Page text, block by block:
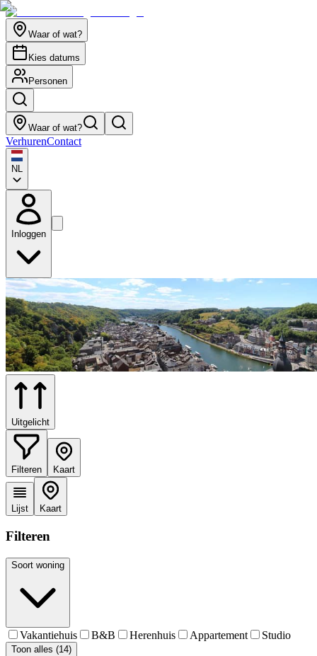
Waar of wat?
Kies datums
Personen
Waar of wat?
VerhurenContact
NL
Inloggen
Uitgelicht
Filteren Kaart
Lijst Kaart
Filteren
Soort woning
Vakantiehuis B&B Herenhuis Appartement Studio
Toon alles (14)